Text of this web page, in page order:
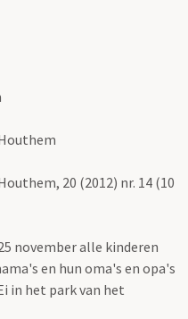
20 (2012) nr. 14 (10
november alle kinderen
en hun oma's en opa's
in het park van het